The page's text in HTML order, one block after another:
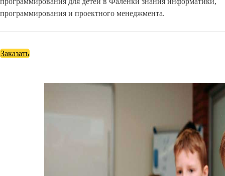
программирования и проектного менеджмента.
Заказать